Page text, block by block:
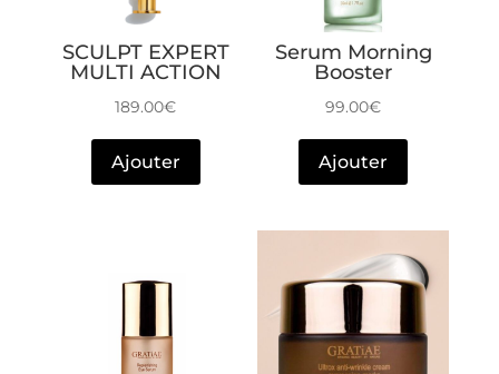
SCULPT EXPERT
MULTI ACTION
189.00€
Ajouter
Serum Morning
Booster
99.00€
Ajouter